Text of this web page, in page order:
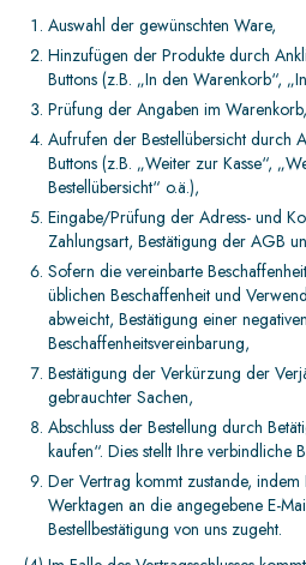
Auswahl der gewünschten Ware,
Hinzufügen der Produkte durch
Buttons (z.B. „In den Warenkorb“,
Prüfung der Angaben im Warenkorb,
Aufrufen der Bestellübersicht durch
Buttons (z.B. „Weiter zur Kasse“,
Bestellübersicht“ o.ä.),
Eingabe/Prüfung der Adress- und
Zahlungsart, Bestätigung der AGB
Sofern die vereinbarte
üblichen Beschaffenheit und
abweicht, Bestätigung einer negativen
Beschaffenheitsvereinbarung,
Bestätigung der Verkürzung der
gebrauchter Sachen,
Abschluss der Bestellung durch
kaufen“. Dies stellt Ihre verbindliche
Der Vertrag kommt zustande,
Werktagen an die angegebene E-
Bestellbestätigung von uns zugeht.